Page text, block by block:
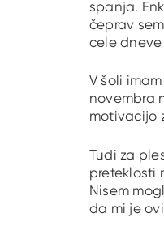
spanja.
čeprav
cele dneve
V šoli
novembra
motivacijo
Tudi za
preteklosti
Nisem
da mi je